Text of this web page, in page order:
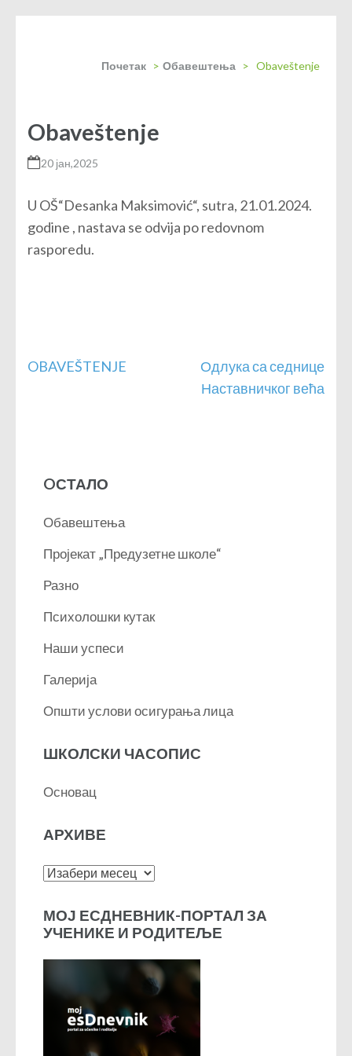
Почетак > Обавештења > Obaveštenje
Obaveštenje
20 јан,2025
U OŠ“Desanka Maksimović“, sutra, 21.01.2024.
godine , nastava se odvija po redovnom
rasporedu.
Кретање
OBAVEŠTENJE
Одлука са седнице
Наставничког већа
OСТАЛО
Обавештења
Пројекат „Предузетне школе“
Разно
Психолошки кутак
Наши успеси
Галерија
Општи услови осигурања лица
ШКОЛСКИ ЧАСОПИС
Основац
АРХИВЕ
Архиве
МОЈ ЕСДНЕВНИК-ПОРТАЛ ЗА
УЧЕНИКЕ И РОДИТЕЉЕ